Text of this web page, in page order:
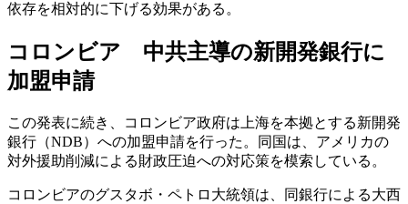
依存を相対的に下げる効果がある。
コロンビア 中共主導の新開発銀行に
加盟申請
この発表に続き、コロンビア政府は上海を本拠とする新開発
銀行（NDB）への加盟申請を行った。同国は、アメリカの
対外援助削減による財政圧迫への対応策を模索している。
コロンビアのグスタボ・ペトロ大統領は、同銀行による大西